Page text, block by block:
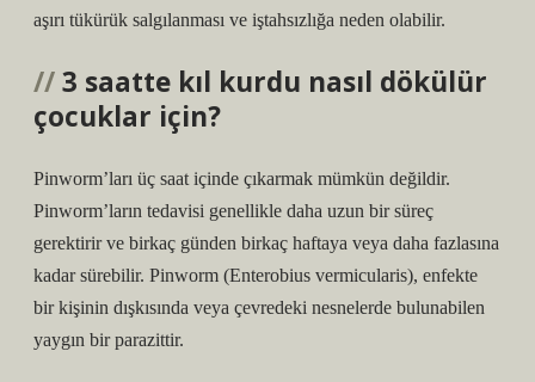
aşırı tükürük salgılanması ve iştahsızlığa neden olabilir.
3 saatte kıl kurdu nasıl dökülür
çocuklar için?
Pinworm’ları üç saat içinde çıkarmak mümkün değildir.
Pinworm’ların tedavisi genellikle daha uzun bir süreç
gerektirir ve birkaç günden birkaç haftaya veya daha fazlasına
kadar sürebilir. Pinworm (Enterobius vermicularis), enfekte
bir kişinin dışkısında veya çevredeki nesnelerde bulunabilen
yaygın bir parazittir.